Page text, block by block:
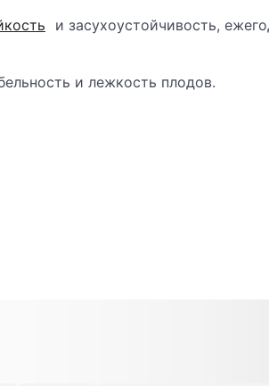
и засухоустойчивость,
и лежкость плодов.